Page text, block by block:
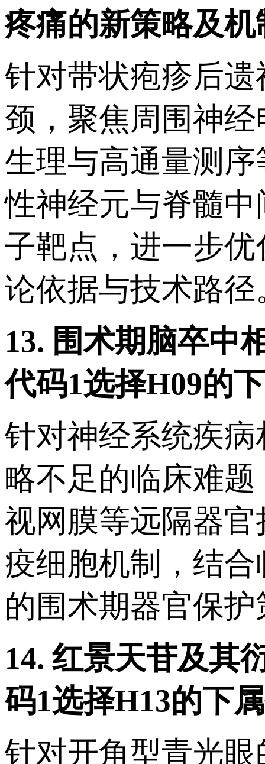
疼痛的新策略及
针对带状疱疹后
颈，聚焦周围神
生理与高通量测序
性神经元与脊髓
子靶点，进一步
论依据与技术路径
13. 围术期脑卒中
代码1选择H09的
针对神经系统疾
略不足的临床难
视网膜等远隔器
疫细胞机制，结
的围术期器官保护
14. 红景天苷及其
码1选择H13的下
针对开角型青光